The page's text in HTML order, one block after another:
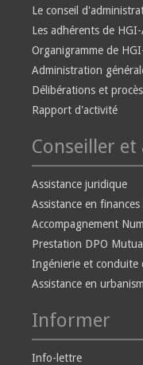
Le conseil
Les adhérents de HGI-
Organigramme de
Administration
Délibérations et
Rapport d'activité
Conseiller et
Assistance juridique
Assistance en finances
Accompagnement
Prestation DPO
Ingénierie et conduite
Assistance en
Informer
Info-lettre